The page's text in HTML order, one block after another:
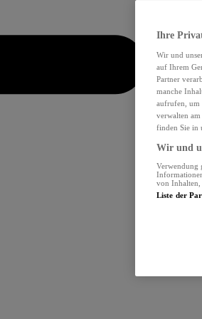
Ihre
Wir und
auf Ihrem
Partner
manche
aufrufen, um
verwalten
finden Sie in
Wir und
Verwendung
von Inhalten,
Liste der